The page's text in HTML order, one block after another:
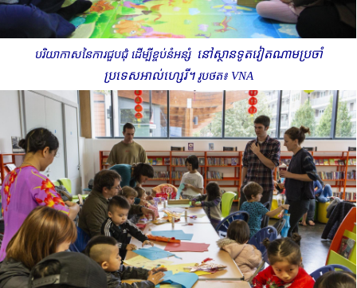
បរិយាកាស​នៃ​ការ​ជួប​ជុំ ដើម្បី​ខ្ចប់​នំអន្សំ ​ នៅ​ស្ថានទូត​វៀតណាម​ប្រចាំ​
ប្រទេស​អាល់ហ្សេរី។រូបថត៖ VNA